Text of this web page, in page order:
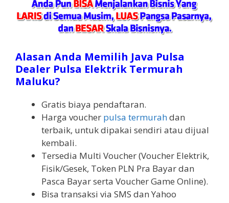
Alasan Anda Memilih Java Pulsa
Dealer Pulsa Elektrik Termurah
Maluku?
Gratis biaya pendaftaran.
Harga voucher pulsa termurahdan
terbaik, untuk dipakai sendiri atau dijual
kembali.
Tersedia Multi Voucher (Voucher Elektrik,
Fisik/Gesek, Token PLN Pra Bayar dan
Pasca Bayar serta Voucher Game Online).
Bisa transaksi via SMS dan Yahoo